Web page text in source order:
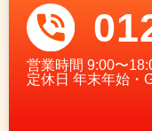
営業時間 9:00〜
定休日 年末年始・